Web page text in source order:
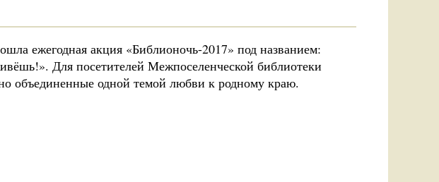
ежегодная акция «Библионочь-2017» под названием:
Для посетителей Межпоселенческой библиотеки
объединенные одной темой любви к родному краю.